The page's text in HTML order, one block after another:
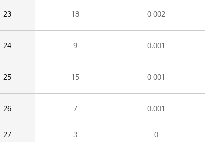
23 18 0.002
24 9 0.001
25 15 0.001
26 7 0.001
27 3 0